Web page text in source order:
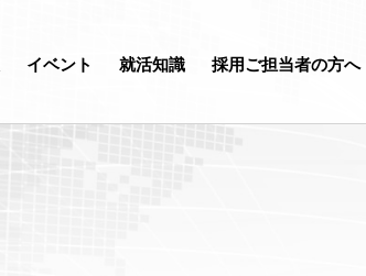
イベント 就活知識 採用ご担当者の方へ